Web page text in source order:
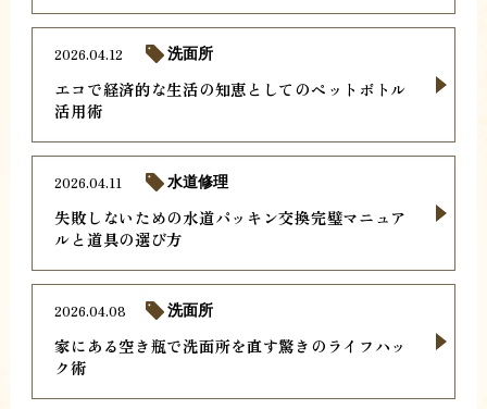
エコで経済的な生活の知恵としてのペットボトル
活用術
2026.04.12 洗面所
失敗しないための水道パッキン交換完璧マニュア
ルと道具の選び方
2026.04.11 水道修理
家にある空き瓶で洗面所を直す驚きのライフハッ
ク術
2026.04.08 洗面所